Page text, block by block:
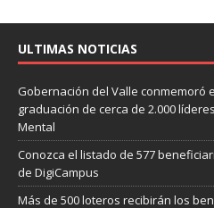
ULTIMAS NOTICIAS
Gobernación del Valle conmemoró
graduación de cerca de 2.000
Mental
Conozca el listado de 577
de DigiCampus
Más de 500 loteros recibirán los